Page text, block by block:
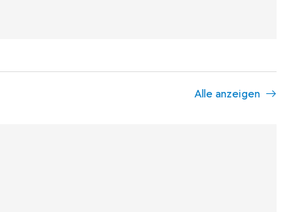
Alle anzeigen